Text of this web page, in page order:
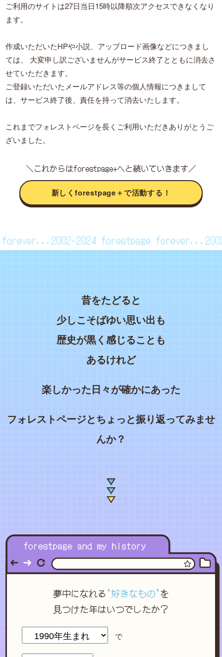
ご利用のサイトは27日当日15時以降順次アクセスできなくなり
ます。
作成いただいたHPや小説、アップロード画像などにつきまし
ては、
大変申し訳ございませんがサービス終了とともに消去さ
せていただきます。
ご登録いただいたメールアドレス等の個人情報につきまして
は、サービス終了後、責任を持って消去いたします。
これまでフォレストページを長くご利用いただきありがとうご
ざいました。
＼これからはforestpage+へと続いていきます／
新しくforestpage＋で活動する！
forever...2002~2024 forestpage
昔をたどると
少しこそばゆい思い出も
歴史が黒く感じることも
あるけれど
楽しかった日々が確かにあった
フォレストページとちょっと振り返ってみませ
んか？
夢中になれる"好きなもの"を
見つけた年はいつでしたか？
で